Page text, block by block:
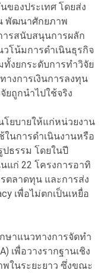
ของประเทศ โดยส่ง
พัฒนาศักยภาพ
รสนับสนุนการผลัก
วโน้มการดำเนินธุรกิจ
ทั้งยกระดับการทำวิจัย
างการเงินการลงทุน
ยถูกนำไปใช้จริง
โยบายให้แก่หน่วยงาน
ในการดำเนินงานหรือ
ปธรรม โดยในปี
แก่ 22 โครงการอาทิ
ตลาดทุน และการส่ง
เพื่อไม่ตกเป็นเหยื่อ
ษาแนวทางการจัดทำ
เพื่อวางรากฐานเชิง
ในระยะยาว ซึ่งขณะ